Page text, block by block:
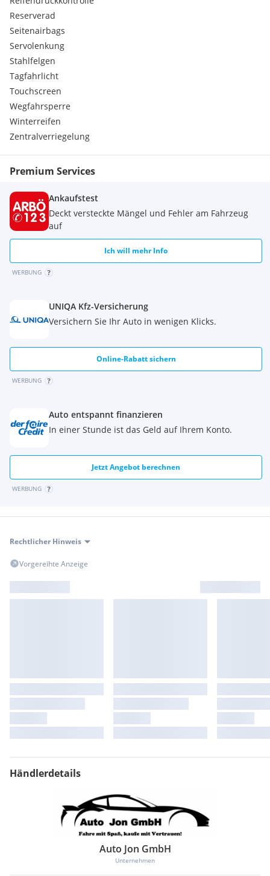
Reserverad
Seitenairbags
Servolenkung
Stahlfelgen
Tagfahrlicht
Touchscreen
Wegfahrsperre
Winterreifen
Zentralverriegelung
Premium Services
Ankaufstest
Deckt versteckte Mängel und Fehler am Fahrzeug
auf
Ich will mehr Info
WERBUNG
UNIQA Kfz-Versicherung
Versichern Sie Ihr Auto in wenigen Klicks.
Online-Rabatt sichern
WERBUNG
Auto entspannt finanzieren
In einer Stunde ist das Geld auf Ihrem Konto.
Jetzt Angebot berechnen
WERBUNG
Rechtlicher Hinweis
Vorgereihte Anzeige
Händlerdetails
Auto Jon GmbH
Unternehmen